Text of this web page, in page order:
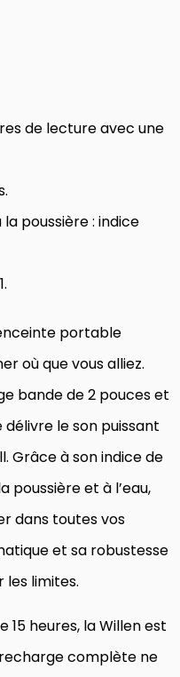
de lecture avec une
poussière : indice
portable
où que vous alliez.
bande de 2 pouces et
le son puissant
Grâce à son indice de
poussière et à l’eau,
dans toutes vos
et sa robustesse
les limites.
15 heures, la Willen est
complète ne